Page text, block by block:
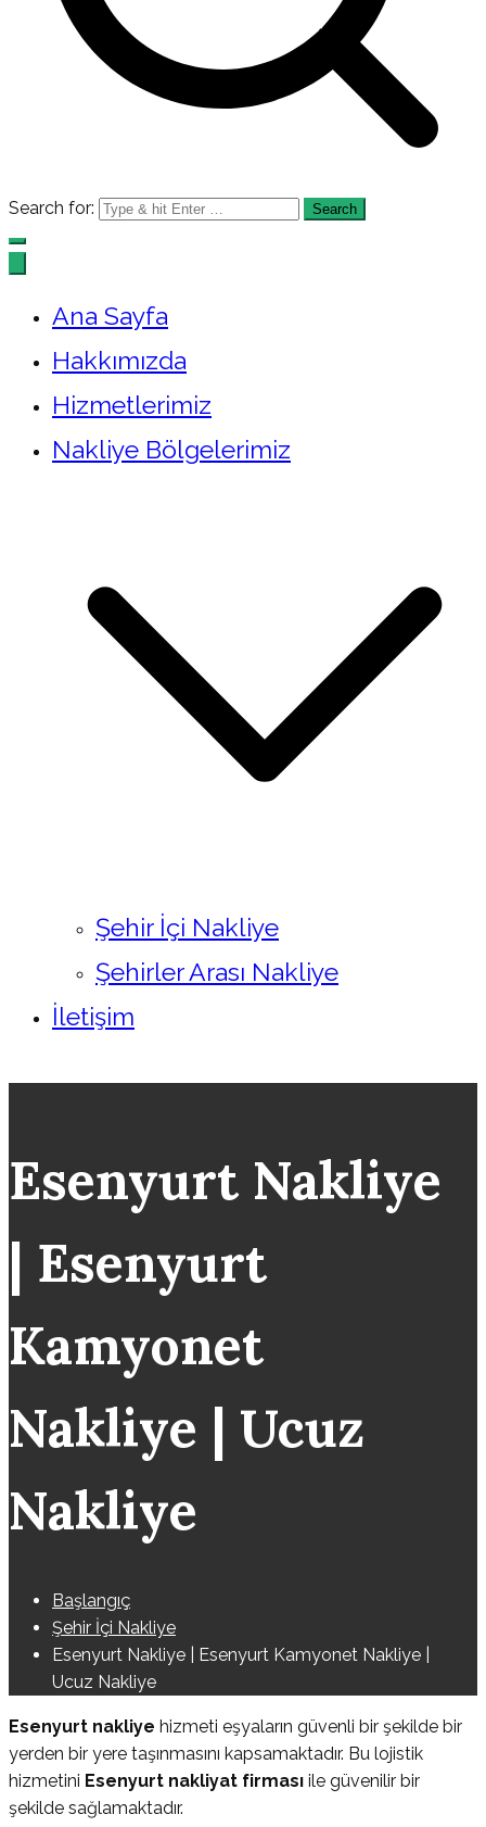
Search for:
Ana Sayfa
Hakkımızda
Hizmetlerimiz
Nakliye Bölgelerimiz
Şehir İçi Nakliye
Şehirler Arası Nakliye
İletişim
Esenyurt Nakliye
| Esenyurt
Kamyonet
Nakliye | Ucuz
Nakliye
Başlangıç
Şehir İçi Nakliye
Esenyurt Nakliye | Esenyurt Kamyonet Nakliye |
Ucuz Nakliye
Esenyurt nakliye hizmeti eşyaların güvenli bir şekilde bir
yerden bir yere taşınmasını kapsamaktadır. Bu lojistik
hizmetini Esenyurt nakliyat firması ile güvenilir bir
şekilde sağlamaktadır.